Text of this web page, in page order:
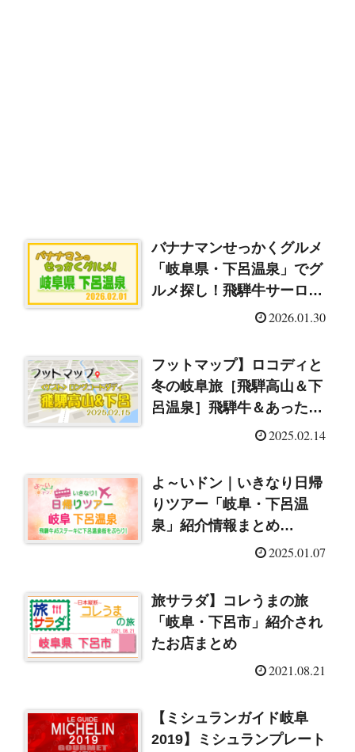
バナナマンせっかくグルメ
「岐阜県・下呂温泉」でグ
ルメ探し！飛騨牛サーロイ
ンステーキ＆ピリ辛鶏肉鉄
2026.01.30
フットマップ】ロコディと
冬の岐阜旅［飛騨高山＆下
呂温泉］飛騨牛＆あったか
スイーツ（2025/2/15）
2025.02.14
よ～いドン｜いきなり日帰
りツアー「岐阜・下呂温
泉」紹介情報まとめ
2025.01.07
旅サラダ】コレうまの旅
「岐阜・下呂市」紹介され
たお店まとめ
2021.08.21
【ミシュランガイド岐阜
2019】ミシュランプレート